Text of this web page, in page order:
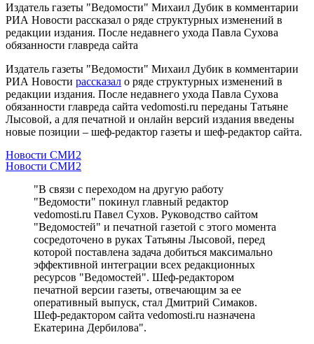
Издатель газеты "Ведомости" Михаил Дубик в комментарии
РИА Новости рассказал о ряде структурных изменений в
редакции издания. После недавнего ухода Павла Сухова
обязанности главреда сайта
Издатель газеты "Ведомости" Михаил Дубик в комментарии
РИА Новости рассказал о ряде структурных изменений в
редакции издания. После недавнего ухода Павла Сухова
обязанности главреда сайта vedomosti.ru переданы Татьяне
Лысовой, а для печатной и онлайн версий издания введены
новые позиции – шеф-редактор газеты и шеф-редактор сайта.
Новости СМИ2
Новости СМИ2
"В связи с переходом на другую работу
"Ведомости" покинул главный редактор
vedomosti.ru Павел Сухов. Руководство сайтом
"Ведомостей" и печатной газетой с этого момента
сосредоточено в руках Татьяны Лысовой, перед
которой поставлена задача добиться максимально
эффективной интеграции всех редакционных
ресурсов "Ведомостей". Шеф-редактором
печатной версии газеты, отвечающим за ее
оперативный выпуск, стал Дмитрий Симаков.
Шеф-редактором сайта vedomosti.ru назначена
Екатерина Дербилова".